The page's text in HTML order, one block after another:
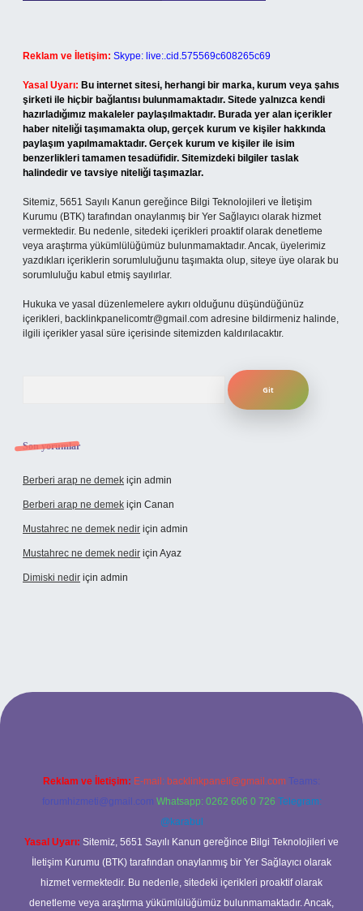
Reklam ve İletişim: Skype: live:.cid.575569c608265c69
Yasal Uyarı: Bu internet sitesi, herhangi bir marka, kurum veya şahıs
şirketi ile hiçbir bağlantısı bulunmamaktadır. Sitede yalnızca kendi
hazırladığımız makaleler paylaşılmaktadır. Burada yer alan içerikler
haber niteliği taşımamakta olup, gerçek kurum ve kişiler hakkında
paylaşım yapılmamaktadır. Gerçek kurum ve kişiler ile isim
benzerlikleri tamamen tesadüfidir. Sitemizdeki bilgiler taslak
halindedir ve tavsiye niteliği taşımazlar.
Sitemiz, 5651 Sayılı Kanun gereğince Bilgi Teknolojileri ve İletişim
Kurumu (BTK) tarafından onaylanmış bir Yer Sağlayıcı olarak hizmet
vermektedir. Bu nedenle, sitedeki içerikleri proaktif olarak denetleme
veya araştırma yükümlülüğümüz bulunmamaktadır. Ancak, üyelerimiz
yazdıkları içeriklerin sorumluluğunu taşımakta olup, siteye üye olarak bu
sorumluluğu kabul etmiş sayılırlar.
Hukuka ve yasal düzenlemelere aykırı olduğunu düşündüğünüz
içerikleri, backlinkpanelicomtr@gmail.com adresine bildirmeniz halinde,
ilgili içerikler yasal süre içerisinde sitemizden kaldırılacaktır.
Son yorumlar
Berberi arap ne demek için admin
Berberi arap ne demek için Canan
Mustahrec ne demek nedir için admin
Mustahrec ne demek nedir için Ayaz
Dimiski nedir için admin
tulipbett.net/
Reklam ve İletişim: E-mail: backlinkpaneli@gmail.com Teams:
forumhizmeti@gmail.com Whatsapp: 0262 606 0 726 Telegram:
@karabul
Yasal Uyarı: Sitemiz, 5651 Sayılı Kanun gereğince Bilgi Teknolojileri ve
İletişim Kurumu (BTK) tarafından onaylanmış bir Yer Sağlayıcı olarak
hizmet vermektedir. Bu nedenle, sitedeki içerikleri proaktif olarak
denetleme veya araştırma yükümlülüğümüz bulunmamaktadır. Ancak,